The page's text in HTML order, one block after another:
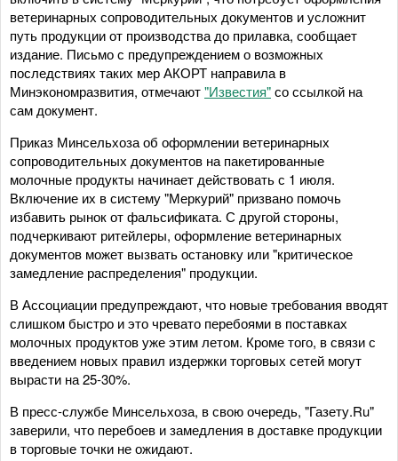
ветеринарных сопроводительных документов и усложнит
путь продукции от производства до прилавка, сообщает
издание. Письмо с предупреждением о возможных
последствиях таких мер АКОРТ направила в
Минэкономразвития, отмечают"Известия"со ссылкой на
сам документ.
Приказ Минсельхоза об оформлении ветеринарных
сопроводительных документов на пакетированные
молочные продукты начинает действовать с 1 июля.
Включение их в систему "Меркурий" призвано помочь
избавить рынок от фальсификата. С другой стороны,
подчеркивают ритейлеры, оформление ветеринарных
документов может вызвать остановку или "критическое
замедление распределения" продукции.
В Ассоциации предупреждают, что новые требования вводят
слишком быстро и это чревато перебоями в поставках
молочных продуктов уже этим летом. Кроме того, в связи с
введением новых правил издержки торговых сетей могут
вырасти на 25-30%.
В пресс-службе Минсельхоза, в свою очередь, "Газету.Ru"
заверили, что перебоев и замедления в доставке продукции
в торговые точки не ожидают.